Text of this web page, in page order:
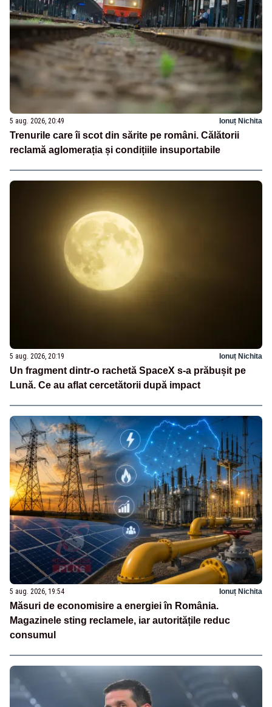
5 aug. 2026, 20:49 Ionuț Nichita
Trenurile care îi scot din sărite pe români. Călătorii
reclamă aglomerația și condițiile insuportabile
5 aug. 2026, 20:19 Ionuț Nichita
Un fragment dintr-o rachetă SpaceX s-a prăbușit pe
Lună. Ce au aflat cercetătorii după impact
5 aug. 2026, 19:54 Ionuț Nichita
Măsuri de economisire a energiei în România.
Magazinele sting reclamele, iar autoritățile reduc
consumul